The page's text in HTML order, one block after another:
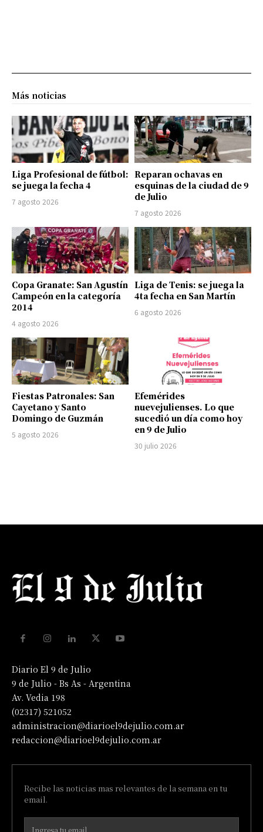
Más noticias
Liga Profesional de fútbol:
se juega la fecha 4
7 agosto 2026
Reparan ochavas en
esquinas de la ciudad de 9
de Julio
7 agosto 2026
Copa Granate: San Agustín
Campeón en la categoría
2014
4 agosto 2026
Liga de Tenis: se juega la
4ta fecha en San Martín
6 agosto 2026
Fiestas Patronales: San
Cayetano y Santo
Domingo de Guzmán
5 agosto 2026
Efemérides
nuevejulienses. Lo que
sucedió un día como hoy
en 9 de Julio
30 julio 2026
Diario El 9 de Julio
9 de Julio - Bs As - Argentina
Av. Vedia 198
(02317) 521052
administracion@diarioel9dejulio.com.ar
redaccion@diarioel9dejulio.com.ar
Recibe las noticias mas relevantes de la semana en tu
email.